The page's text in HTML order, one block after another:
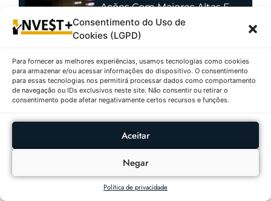
Consentimento do Uso de
Cookies (LGPD)
Para fornecer as melhores experiências, usamos tecnologias como cookies
para armazenar e/ou acessar informações do dispositivo. O consentimento
para essas tecnologias nos permitirá processar dados como comportamento
de navegação ou IDs exclusivos neste site. Não consentir ou retirar o
consentimento pode afetar negativamente certos recursos e funções.
Aceitar
Negar
Política de privacidade
Ações Com Maiores Altas E
Baixas No IBOVESPA Em
05/08/2026
Fundos Imobiliários Com
05/08/2026
5 DE AGOSTO DE 2026
As Criptomoedas Que Mais